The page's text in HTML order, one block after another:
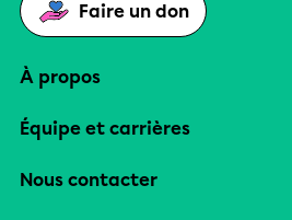
Faire un don
À propos
Équipe et carrières
Nous contacter